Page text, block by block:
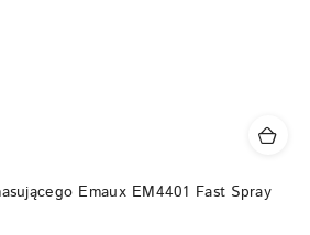
Emaux EM4401 Fast Spray